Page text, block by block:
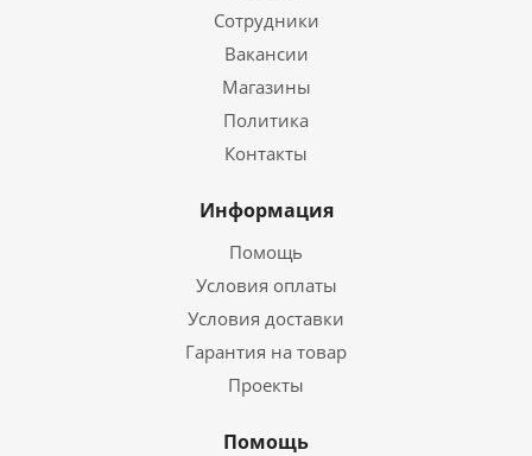
Сотрудники
Вакансии
Магазины
Политика
Контакты
Информация
Помощь
Условия оплаты
Условия доставки
Гарантия на товар
Проекты
Помощь